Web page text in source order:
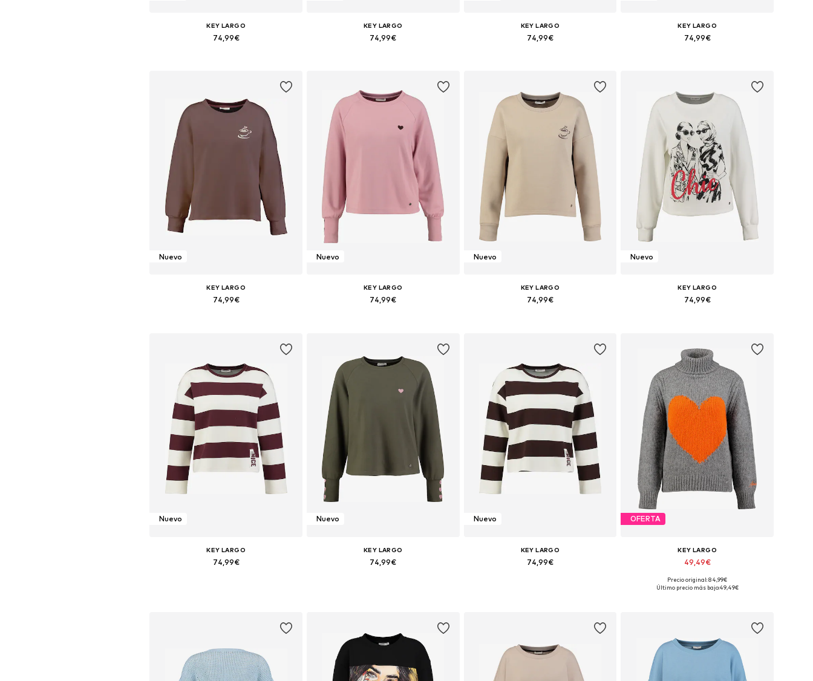
KEY LARGO
74,99€
KEY LARGO
74,99€
KEY LARGO
74,99€
KEY LARGO
74,99€
Nuevo
KEY LARGO
74,99€
Nuevo
KEY LARGO
74,99€
Nuevo
KEY LARGO
74,99€
Nuevo
KEY LARGO
74,99€
Nuevo
KEY LARGO
74,99€
Nuevo
KEY LARGO
74,99€
Nuevo
KEY LARGO
74,99€
OFERTA
KEY LARGO
49,49€
Tallas disponibles: S, M, L, XL, XXL
Precio original: 84,99€
Último precio más bajo:49,49€